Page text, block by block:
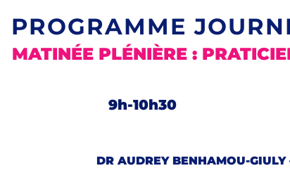
PROGRAMME
MATINÉE PLÉNIÈRE :
9h-10h30
DR AUDREY BENHAMOU-GIULY